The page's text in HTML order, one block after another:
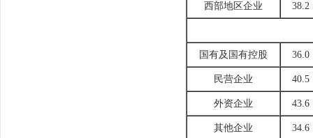
西部地区企业 38.2
国有及国有控股 36.0
民营企业 40.5
外资企业 43.6
其他企业 34.6